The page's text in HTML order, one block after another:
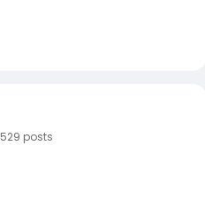
529 posts